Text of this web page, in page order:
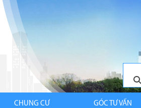
CHUNG CƯ GÓC TƯ VẤN